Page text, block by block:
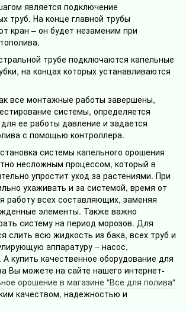
является подключение
труб. На конце главной трубы
кран – он будет незаменим при
трубе подключаются капельные
на концах которых устанавливаются
все монтажные работы завершены,
системы, определяется
ее работы давление и задается
с помощью контроллера.
системы капельного орошения
несложным процессом, который в
упростит уход за растениями. При
ухаживать и за системой, время от
работу всех составляющих, заменяя
элементы. Также важно
систему на период морозов. Для
слить всю жидкость из бака, всех труб и
аппаратуру – насос,
купить качественное оборудование для
Вы можете на сайте нашего интернет-
орошение в магазине "Все для полива"
качеством, надежностью и